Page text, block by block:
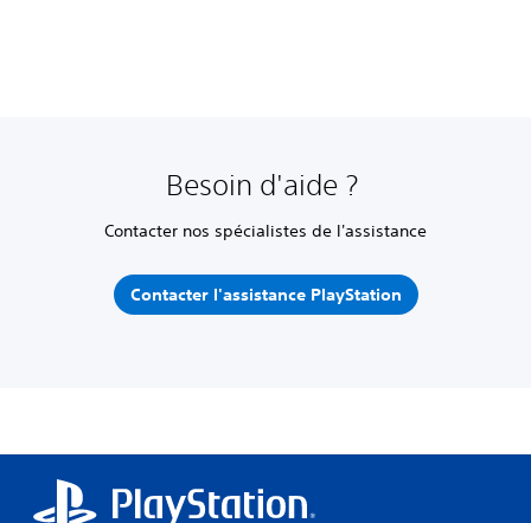
Besoin d'aide ?
Contacter nos spécialistes de l'assistance
Contacter l'assistance PlayStation